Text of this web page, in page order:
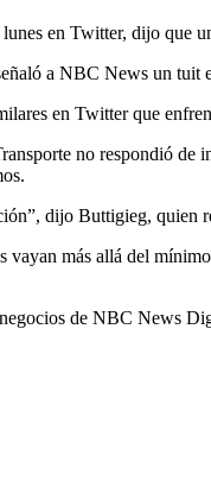
en Twitter, dijo que
a NBC News un tuit
en Twitter que
no respondió de
dijo Buttigieg, quien
vayan más allá del
de NBC News